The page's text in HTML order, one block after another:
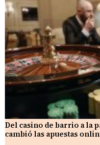
Del casino de barrio a la
cambió las apuestas